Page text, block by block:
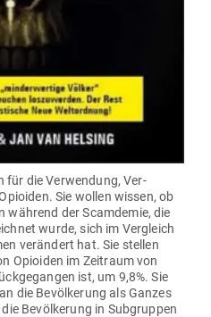
für die Ver­wendung, Ver­
Sie wollen wissen, ob
während der Scamdemie, die
wurde, sich im Ver­gleich
ver­ändert hat. Sie stellen
Opioiden im Zeitraum von
ist, um 9,8%. Sie
die Bevöl­kerung als Ganzes
Bevöl­kerung in Sub­gruppen